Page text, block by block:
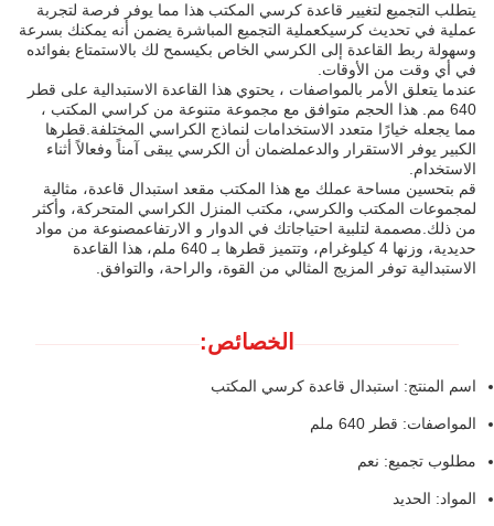
يتطلب التجميع لتغيير قاعدة كرسي المكتب هذا مما يوفر فرصة لتجربة
عملية في تحديث كرسيكعملية التجميع المباشرة يضمن أنه يمكنك بسرعة
وسهولة ربط القاعدة إلى الكرسي الخاص بكيسمح لك بالاستمتاع بفوائده
في أي وقت من الأوقات.
عندما يتعلق الأمر بالمواصفات ، يحتوي هذا القاعدة الاستبدالية على قطر
640 مم. هذا الحجم متوافق مع مجموعة متنوعة من كراسي المكتب ،
مما يجعله خيارًا متعدد الاستخدامات لنماذج الكراسي المختلفة.قطرها
الكبير يوفر الاستقرار والدعملضمان أن الكرسي يبقى آمناً وفعالاً أثناء
الاستخدام.
قم بتحسين مساحة عملك مع هذا المكتب مقعد استبدال قاعدة، مثالية
لمجموعات المكتب والكرسي، مكتب المنزل الكراسي المتحركة، وأكثر
من ذلك.مصممة لتلبية احتياجاتك في الدوار و الارتفاعمصنوعة من مواد
حديدية، وزنها 4 كيلوغرام، وتتميز قطرها بـ 640 ملم، هذا القاعدة
الاستبدالية توفر المزيج المثالي من القوة، والراحة، والتوافق.
الخصائص:
اسم المنتج: استبدال قاعدة كرسي المكتب
المواصفات: قطر 640 ملم
مطلوب تجميع: نعم
المواد: الحديد